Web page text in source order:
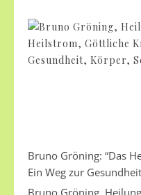
Bruno Gröning: “Das
Ein Weg zur
Bruno Gröning,